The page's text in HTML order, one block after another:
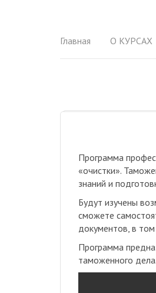
Главная О КУРСАХ
Программа
«очистки».
знаний и
Будут изучены
сможете
документов, в
Программа
таможенного дела.